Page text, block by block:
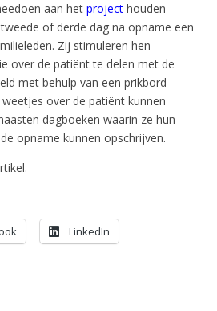
aan het project houden
of derde dag na opname een
Zij stimuleren hen
over de patiënt te delen met de
met behulp van een prikbord
over de patiënt kunnen
dagboeken waarin ze hun
opname kunnen opschrijven.
LinkedIn